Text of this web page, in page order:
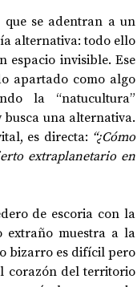
se adentran a un
alternativa: todo ello
invisible. Ese
apartado como algo
la “natucultura”
una alternativa.
es directa: “¿Cómo
extraplanetario en
de escoria con la
extraño muestra a la
bizarro es difícil pero
corazón del territorio